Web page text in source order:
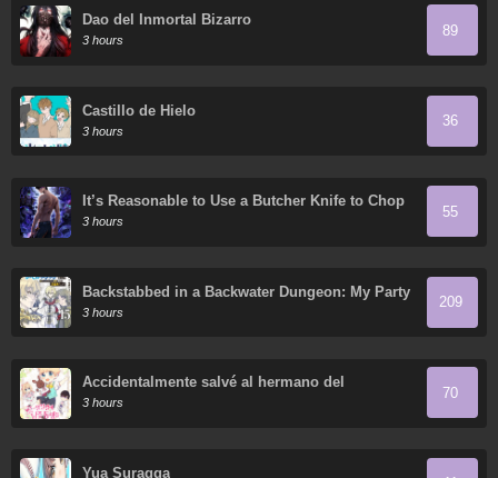
Dao del Inmortal Bizarro
3 hours
89
Castillo de Hielo
3 hours
36
It’s Reasonable to Use a Butcher Knife to Chop
Down Everything in the World, Right?
3 hours
55
Backstabbed in a Backwater Dungeon: My Party
Tried to Kill Me, But Thanks to an Infinite Gacha
I Got LVL 9999 Friends and am Out for Revenge
3 hours
209
Accidentalmente salvé al hermano del
protagonista
3 hours
70
Yua Suragga